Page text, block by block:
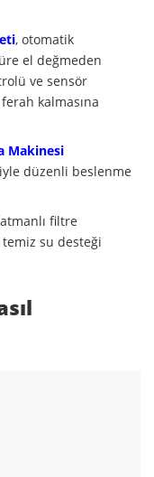
, otomatik
el değmeden
ve sensör
kalmasına
Makinesi
düzenli beslenme
filtre
su desteği